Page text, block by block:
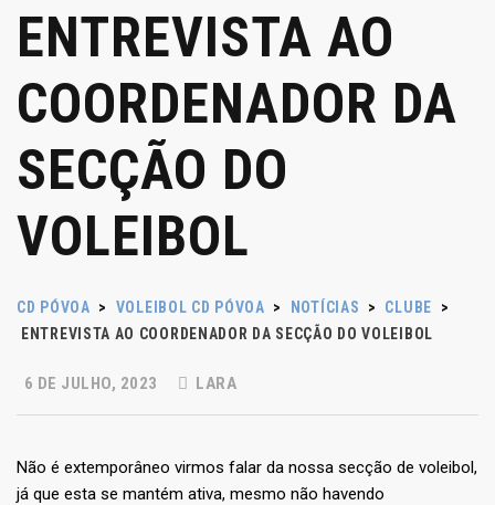
ENTREVISTA AO
COORDENADOR DA
SECÇÃO DO
VOLEIBOL
CD PÓVOA > VOLEIBOL CD PÓVOA > NOTÍCIAS > CLUBE
>
ENTREVISTA AO COORDENADOR DA SECÇÃO DO VOLEIBOL
6 DE JULHO, 2023 LARA
Não é extemporâneo virmos falar da nossa secção de voleibol,
já que esta se mantém ativa, mesmo não havendo